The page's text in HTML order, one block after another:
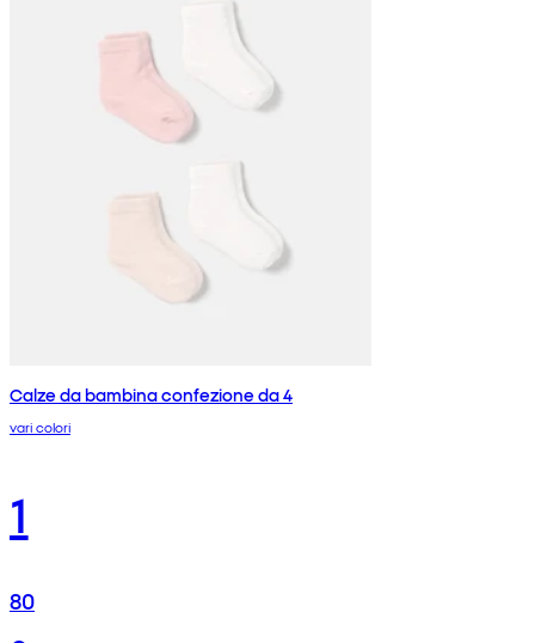
Calze da bambina confezione da 4
vari colori
1
80